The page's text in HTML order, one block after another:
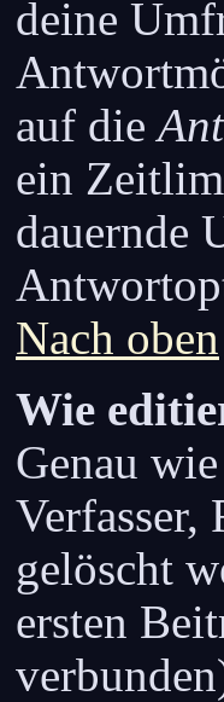
deine
auf die
ein
dauernde
Nach oben
Wie
Genau
gelöscht
ersten